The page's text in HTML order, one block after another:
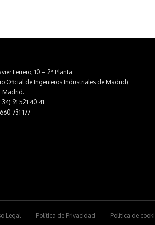
Ferrero, 10 – 2ª Planta
Oficial de Ingenieros Industriales de Madrid)
Madrid.
91 521 40 41
731 177
Legal Política de Privacidad Política de